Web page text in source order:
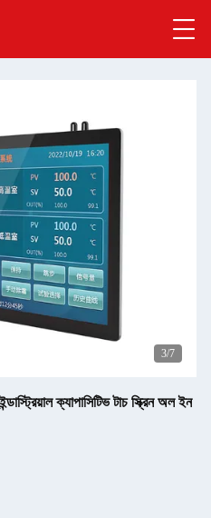
3/7
ক্যাপাসিটিভ টাচ স্ক্রিন অল ইন